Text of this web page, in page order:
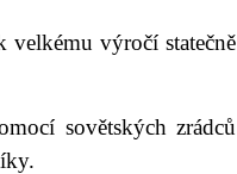
velkému výročí statečně
sovětských zrádců